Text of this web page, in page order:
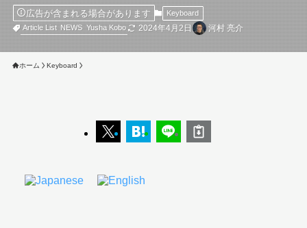
広告が含まれる場合があります
Keyboard
Article List
NEWS Yusha Kobo 2024年4月2日 河村 亮介
ホーム Keyboard